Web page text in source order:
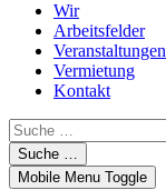
Wir
Arbeitsfelder
Veranstaltungen
Vermietung
Kontakt
Suche …
Mobile Menu Toggle